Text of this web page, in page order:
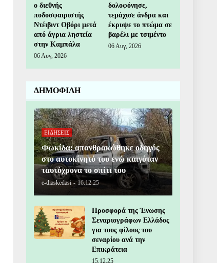
ο διεθνής
ποδοσφαιριστής
Ντέιβιντ Οβόρι μετά
από άγρια ληστεία
στην Καμπάλα
06 Αυγ, 2026
δολοφόνησε,
τεμάχισε άνδρα και
έκρυψε το πτώμα σε
βαρέλι με τσιμέντο
06 Αυγ, 2026
ΔΗΜΟΦΙΛΗ
ΕΙΔΗΣΕΙΣ
Φωκίδα: απανθρακώθηκε οδηγός
στο αυτοκίνητό του ενώ καιγόταν
ταυτόχρονα το σπίτι του
e-diaskedasi - 16.12.25
Προσφορά της Ένωσης
Σεναριογράφων Ελλάδος
για τους φίλους του
σεναρίου ανά την
Επικράτεια
15.12.25